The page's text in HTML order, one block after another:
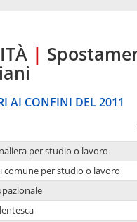
|
AI CONFINI DEL 2011
per studio o lavoro
comune per studio o lavoro